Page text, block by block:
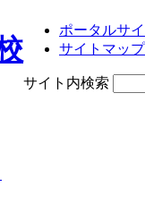
ポータルサ
サイトマップ
サイト内検索